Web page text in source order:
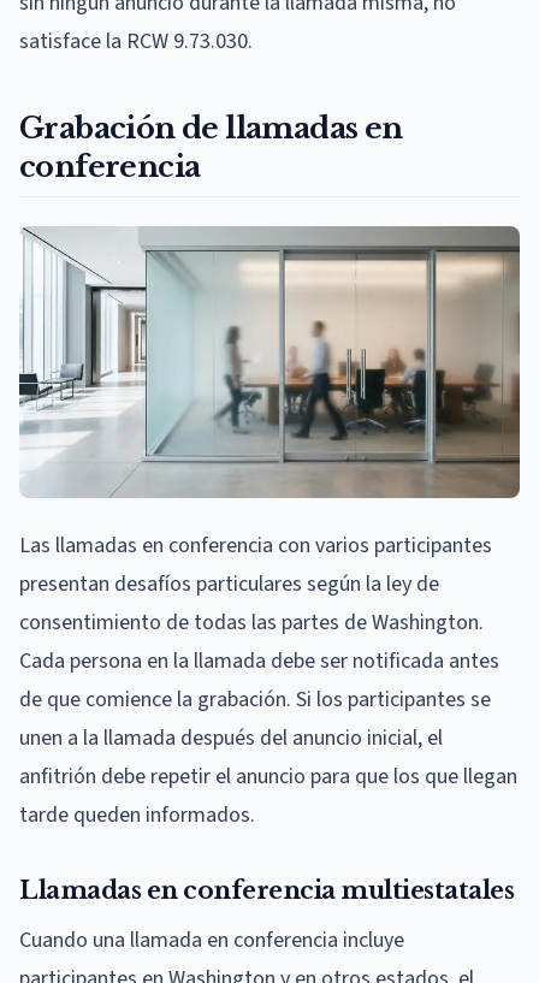
satisface la RCW 9.73.030.
Grabación de llamadas en
conferencia
Las llamadas en conferencia con varios participantes
presentan desafíos particulares según la ley de
consentimiento de todas las partes de Washington.
Cada persona en la llamada debe ser notificada antes
de que comience la grabación. Si los participantes se
unen a la llamada después del anuncio inicial, el
anfitrión debe repetir el anuncio para que los que llegan
tarde queden informados.
Llamadas en conferencia multiestatales
Cuando una llamada en conferencia incluye